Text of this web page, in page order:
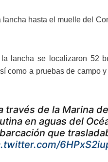
hasta el muelle del
lancha se localizaron 52
como a pruebas de campo
través de la Marina
en aguas del
que